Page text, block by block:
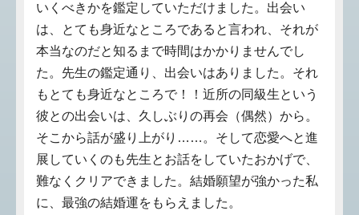
いくべきかを鑑定していただけました。出会い
は、とても身近なところであると言われ、それが
本当なのだと知るまで時間はかかりませんでし
た。先生の鑑定通り、出会いはありました。それ
もとても身近なところで！！近所の同級生という
彼との出会いは、久しぶりの再会（偶然）から。
そこから話が盛り上がり……。そして恋愛へと進
展していくのも先生とお話をしていたおかげで、
難なくクリアできました。結婚願望が強かった私
に、最強の結婚運をもらえました。